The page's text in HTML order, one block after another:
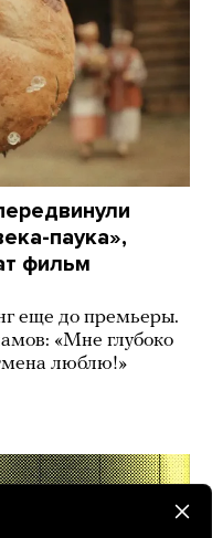
паука»,
фильм
еще до премьеры.
«Мне глубоко
люблю!»